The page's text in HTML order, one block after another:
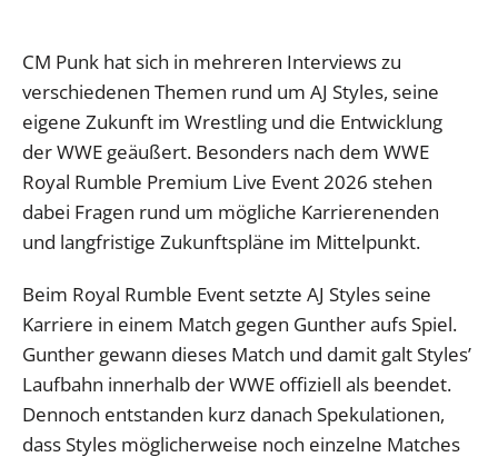
CM Punk hat sich in mehreren Interviews zu
verschiedenen Themen rund um AJ Styles, seine
eigene Zukunft im Wrestling und die Entwicklung
der WWE geäußert. Besonders nach dem WWE
Royal Rumble Premium Live Event 2026 stehen
dabei Fragen rund um mögliche Karrierenenden
und langfristige Zukunftspläne im Mittelpunkt.
Beim Royal Rumble Event setzte AJ Styles seine
Karriere in einem Match gegen Gunther aufs Spiel.
Gunther gewann dieses Match und damit galt Styles’
Laufbahn innerhalb der WWE offiziell als beendet.
Dennoch entstanden kurz danach Spekulationen,
dass Styles möglicherweise noch einzelne Matches